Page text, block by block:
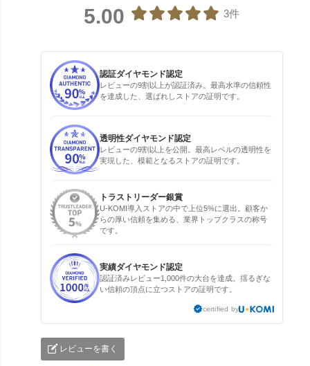
5.00 3件
認証ダイヤモンド認定
レビューの9割以上が認証済み。最高水準の信頼性
を達成した、選ばれしストアの証明です。
透明性ダイヤモンド認定
レビューの9割以上を公開。最高レベルの透明性を
実現した、模範となるストアの証明です。
トラストリーダー銀賞
U-KOMI導入ストアの中で上位5%に選出。顧客か
らの厚い信頼を集める、業界トップクラスの称号
です。
実績ダイヤモンド認定
認証済みレビュー1,000件の大台を達成。揺るぎな
い信頼の頂点に立つストアの証明です。
certified by
レビューを書く